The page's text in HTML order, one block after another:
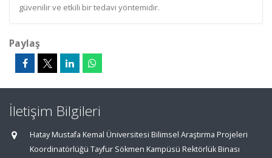
güvenilir ve etkili bir tedavi yöntemidir.
Paylaş
İletişim Bilgileri
Hatay Mustafa Kemal Üniversitesi Bilimsel Araştırma Projeleri
Koordinatörlüğü Tayfur Sökmen Kampüsü Rektörlük Binası